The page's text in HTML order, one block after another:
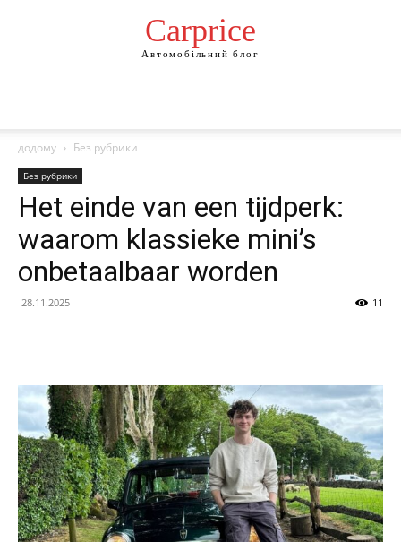
Сarprice
Автомобільний блог
додому Без рубрики
Без рубрики
Het einde van een tijdperk:
waarom klassieke mini’s
onbetaalbaar worden
28.11.2025 11